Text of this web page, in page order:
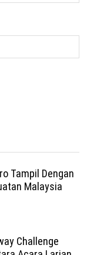
Tampil Dengan
Malaysia
Challenge